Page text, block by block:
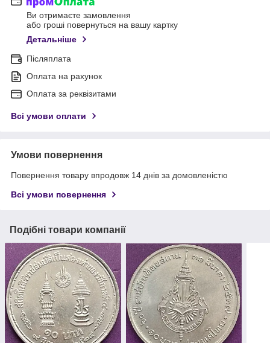
Ви отримаєте замовлення
або гроші повернуться на вашу картку
Детальніше
Післяплата
Оплата на рахунок
Оплата за реквізитами
Всі умови оплати
Умови повернення
Повернення товару впродовж 14 днів за домовленістю
Всі умови повернення
Подібні товари компанії